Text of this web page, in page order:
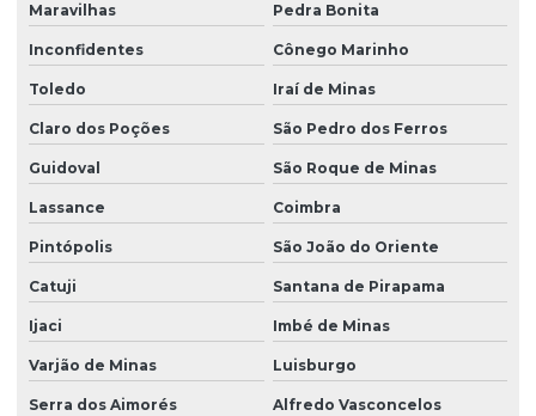
Maravilhas Pedra Bonita
Inconfidentes Cônego Marinho
Toledo Iraí de Minas
Claro dos Poções São Pedro dos Ferros
Guidoval São Roque de Minas
Lassance Coimbra
Pintópolis São João do Oriente
Catuji Santana de Pirapama
Ijaci Imbé de Minas
Varjão de Minas Luisburgo
Serra dos Aimorés Alfredo Vasconcelos